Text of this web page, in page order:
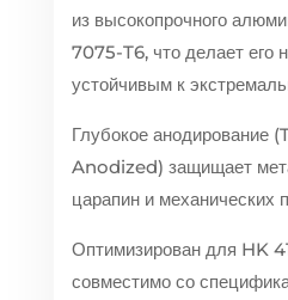
из высокопрочного
7075-T6, что делает его
устойчивым к
Глубокое
Anodized) защищает
царапин и механических
Оптимизирован для HK
совместимо со